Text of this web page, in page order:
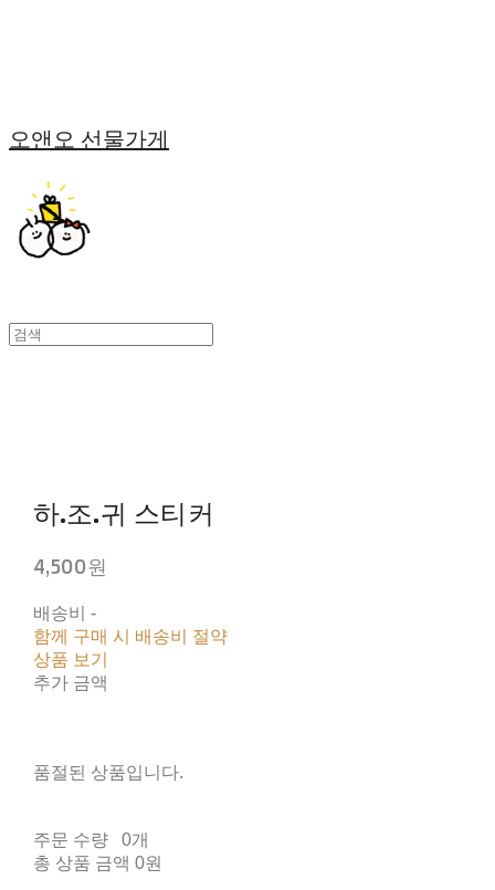
오앤오 선물가게
하.조.귀 스티커
4,500원
배송비 -
함께 구매 시 배송비 절약
상품 보기
추가 금액
품절된 상품입니다.
주문 수량
0개
총 상품 금액 0원